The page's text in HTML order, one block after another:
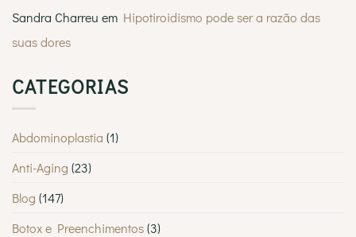
é
escolhida
tantos
Sandra Charreu em Hipotiroidismo pode ser a razão das
suas dores
CATEGORIAS
Abdominoplastia (1)
Anti-Aging (23)
Blog (147)
Botox e Preenchimentos(3)